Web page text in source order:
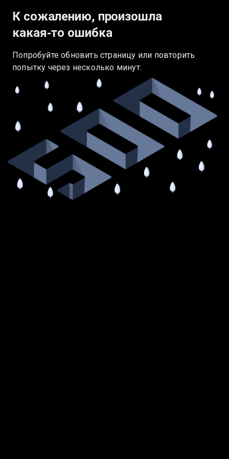
К сожалению, произошла
какая‑то ошибка
Попробуйте обновить страницу или повторить
попытку через несколько минут.